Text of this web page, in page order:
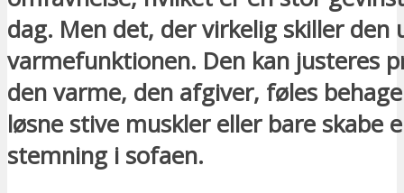
dag. Men det, der virkelig skiller den
varmefunktionen. Den kan justeres
den varme, den afgiver, føles
løsne stive muskler eller bare skabe
stemning i sofaen.